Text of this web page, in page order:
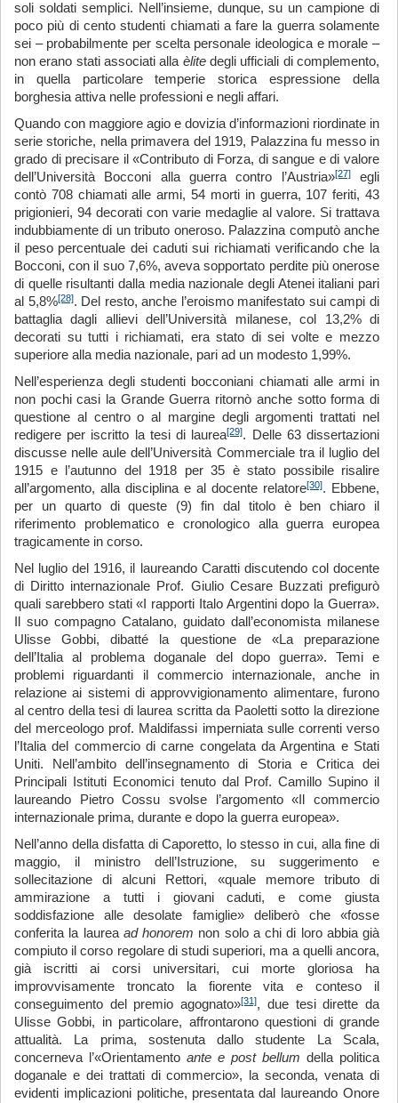
soli soldati semplici. Nell’insieme, dunque, su un campione di
poco più di cento studenti chiamati a fare la guerra solamente
sei – probabilmente per scelta personale ideologica e morale –
non erano stati associati alla èlitedegli ufficiali di complemento,
in quella particolare temperie storica espressione della
borghesia attiva nelle professioni e negli affari.
Quando con maggiore agio e dovizia d’informazioni riordinate in
serie storiche, nella primavera del 1919, Palazzina fu messo in
grado di precisare il «Contributo di Forza, di sangue e di valore
dell’Università Bocconi alla guerra contro l’Austria»[27]egli
contò 708 chiamati alle armi, 54 morti in guerra, 107 feriti, 43
prigionieri, 94 decorati con varie medaglie al valore. Si trattava
indubbiamente di un tributo oneroso. Palazzina computò anche
il peso percentuale dei caduti sui richiamati verificando che la
Bocconi, con il suo 7,6%, aveva sopportato perdite più onerose
di quelle risultanti dalla media nazionale degli Atenei italiani pari
al 5,8%[28]. Del resto, anche l’eroismo manifestato sui campi di
battaglia dagli allievi dell’Università milanese, col 13,2% di
decorati su tutti i richiamati, era stato di sei volte e mezzo
superiore alla media nazionale, pari ad un modesto 1,99%.
Nell’esperienza degli studenti bocconiani chiamati alle armi in
non pochi casi la Grande Guerra ritornò anche sotto forma di
questione al centro o al margine degli argomenti trattati nel
redigere per iscritto la tesi di laurea[29]. Delle 63 dissertazioni
discusse nelle aule dell’Università Commerciale tra il luglio del
1915 e l’autunno del 1918 per 35 è stato possibile risalire
all’argomento, alla disciplina e al docente relatore[30]. Ebbene,
per un quarto di queste (9) fin dal titolo è ben chiaro il
riferimento problematico e cronologico alla guerra europea
tragicamente in corso.
Nel luglio del 1916, il laureando Caratti discutendo col docente
di Diritto internazionale Prof. Giulio Cesare Buzzati prefigurò
quali sarebbero stati «I rapporti Italo Argentini dopo la Guerra».
Il suo compagno Catalano, guidato dall’economista milanese
Ulisse Gobbi, dibatté la questione de «La preparazione
dell’Italia al problema doganale del dopo guerra». Temi e
problemi riguardanti il commercio internazionale, anche in
relazione ai sistemi di approvvigionamento alimentare, furono
al centro della tesi di laurea scritta da Paoletti sotto la direzione
del merceologo prof. Maldifassi imperniata sulle correnti verso
l’Italia del commercio di carne congelata da Argentina e Stati
Uniti. Nell’ambito dell’insegnamento di Storia e Critica dei
Principali Istituti Economici tenuto dal Prof. Camillo Supino il
laureando Pietro Cossu svolse l’argomento «Il commercio
internazionale prima, durante e dopo la guerra europea».
Nell’anno della disfatta di Caporetto, lo stesso in cui, alla fine di
maggio, il ministro dell’Istruzione, su suggerimento e
sollecitazione di alcuni Rettori, «quale memore tributo di
ammirazione a tutti i giovani caduti, e come giusta
soddisfazione alle desolate famiglie» deliberò che «fosse
conferita la laurea ad honorem non solo a chi di loro abbia già
compiuto il corso regolare di studi superiori, ma a quelli ancora,
già iscritti ai corsi universitari, cui morte gloriosa ha
improvvisamente troncato la fiorente vita e conteso il
conseguimento del premio agognato»[31], due tesi dirette da
Ulisse Gobbi, in particolare, affrontarono questioni di grande
attualità. La prima, sostenuta dallo studente La Scala,
concerneva l’«Orientamento ante e post bellum della politica
doganale e dei trattati di commercio», la seconda, venata di
evidenti implicazioni politiche, presentata dal laureando Onore